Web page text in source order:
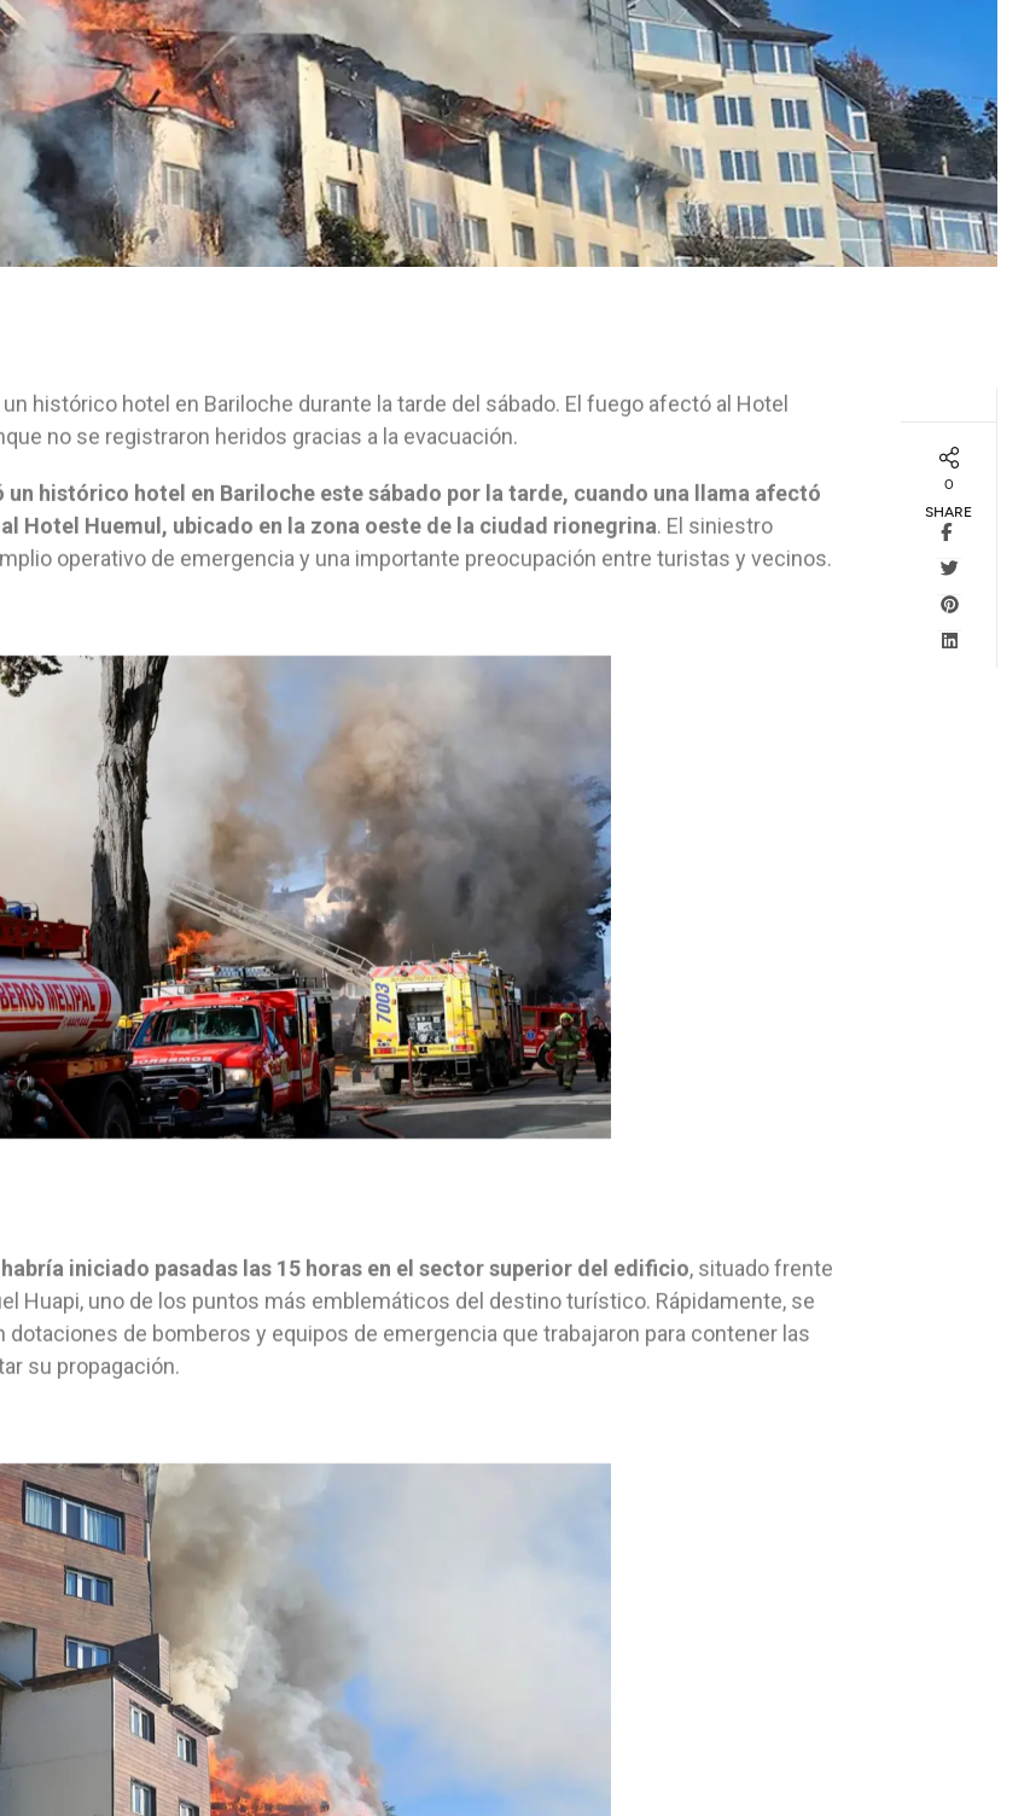
histórico hotel en Bariloche durante la tarde del sábado. El fuego afectó al Hotel
no se registraron heridos gracias a la evacuación.
un histórico hotel en Bariloche este sábado por la tarde, cuando una llama afectó
Hotel Huemul, ubicado en la zona oeste de la ciudad rionegrina. El siniestro
operativo de emergencia y una importante preocupación entre turistas y vecinos.
iniciado pasadas las 15 horas en el sector superior del edificio, situado frente
Huapi, uno de los puntos más emblemáticos del destino turístico. Rápidamente, se
dotaciones de bomberos y equipos de emergencia que trabajaron para contener las
su propagación.
0
SHARE